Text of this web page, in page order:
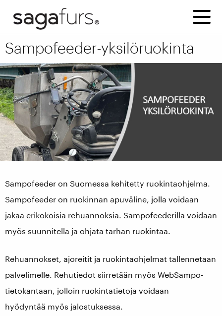
Sampofeeder-yksilöruokinta
Sampofeeder on Suomessa kehitetty ruokintaohjelma.
Sampofeeder on ruokinnan apuväline, jolla voidaan
jakaa erikokoisia rehuannoksia. Sampofeederilla voidaan
myös suunnitella ja ohjata tarhan ruokintaa.
Rehuannokset, ajoreitit ja ruokintaohjelmat tallennetaan
palvelimelle. Rehutiedot siirretään myös WebSampo-
tietokantaan, jolloin ruokintatietoja voidaan
hyödyntää myös jalostuksessa.